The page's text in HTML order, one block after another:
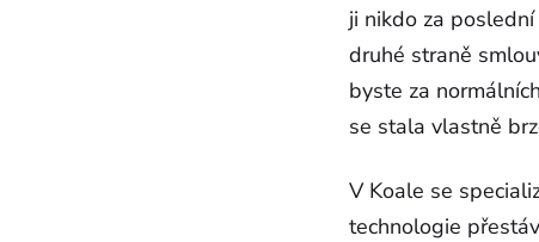
ji nikdo za
druhé straně
byste za
se stala vlastně
V Koale se
technologie